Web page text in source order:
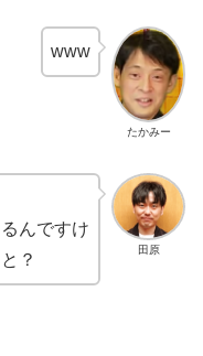
たかみー
www
田原
んですけ
？